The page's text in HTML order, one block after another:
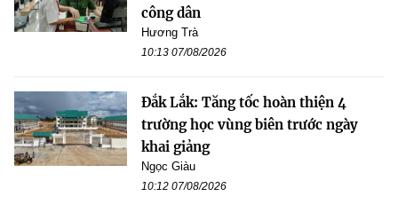
công dân
Hương Trà
10:13 07/08/2026
Đắk Lắk: Tăng tốc hoàn thiện 4
trường học vùng biên trước ngày
khai giảng
Ngọc Giàu
10:12 07/08/2026